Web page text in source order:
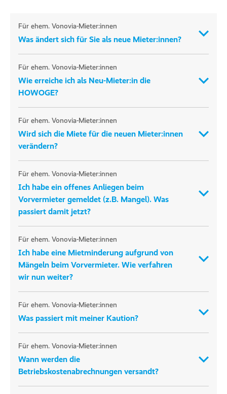
Für ehem. Vonovia-Mieter:innen
Was ändert sich für Sie als neue Mieter:innen?
Für ehem. Vonovia-Mieter:innen
Wie erreiche ich als Neu-Mieter:in die
HOWOGE?
Für ehem. Vonovia-Mieter:innen
Wird sich die Miete für die neuen Mieter:innen
verändern?
Für ehem. Vonovia-Mieter:innen
Ich habe ein offenes Anliegen beim
Vorvermieter gemeldet (z.B. Mangel). Was
passiert damit jetzt?
Für ehem. Vonovia-Mieter:innen
Ich habe eine Mietminderung aufgrund von
Mängeln beim Vorvermieter. Wie verfahren
wir nun weiter?
Für ehem. Vonovia-Mieter:innen
Was passiert mit meiner Kaution?
Für ehem. Vonovia-Mieter:innen
Wann werden die
Betriebskostenabrechnungen versandt?